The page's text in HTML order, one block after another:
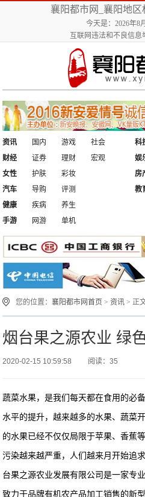
襄阳都市网_襄阳地
今天是：2026年8
互联网违法和不良信息
资讯 国内 游戏
社会
财经
证券 理财 宏观
科
娱
女性
护肤
彩妆
汽车
导购 评测
房
教
健康
疾病
养生
手游
网游 单机
您的位置：襄阳都市网首页 >资讯 > 正
烟台果之源农业 绿
2020-02-15 10:59:58 阅读：35
蔬菜水果，是我们每天都在食用的必
水平的提升，越来越多的水果、蔬菜
的水果已经不仅仅局限于苹果、香蕉
污染越来越严重，人们越来月开始追
台果之源农业发展有限公司是一家专
致力于品牌有机农产品加工销售的新型